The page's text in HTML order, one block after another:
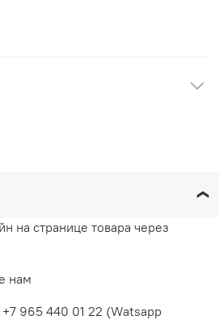
на странице товара через
нам
965 440 01 22 (Watsapp